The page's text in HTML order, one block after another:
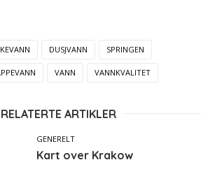
DUSJVANN SPRINGEN
VANN VANNKVALITET
RELATERTE ARTIKLER
GENERELT
Kart over Krakow